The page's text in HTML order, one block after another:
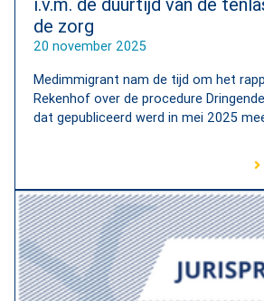
de zorg
20 november 2025
Medimmigrant nam de tijd om het
Rekenhof over de procedure
dat gepubliceerd werd in mei 2025